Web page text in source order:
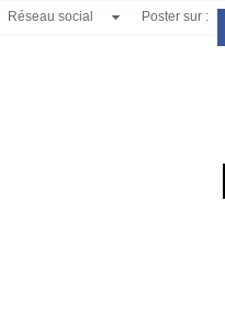
Réseau social Poster sur :